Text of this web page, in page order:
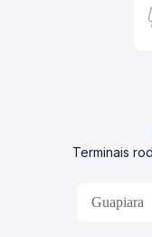
Terminais
Guapiara